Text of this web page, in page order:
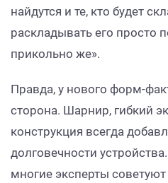
найдутся и те, кто будет
раскладывать его просто
прикольно же».
Правда, у нового форм-
сторона. Шарнир, гибкий
конструкция всегда
долговечности
многие эксперты